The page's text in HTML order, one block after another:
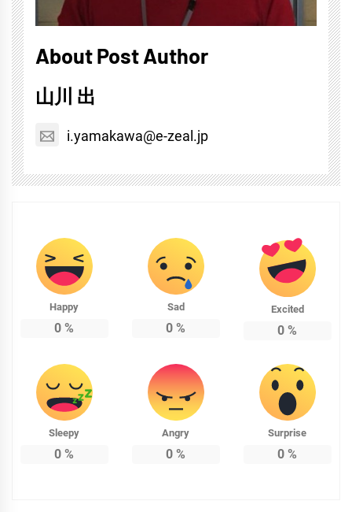
About Post Author
山川 出
i.yamakawa@e-zeal.jp
Happy
0 %
Sad
0 %
Excited
0 %
Sleepy
0 %
Angry
0 %
Surprise
0 %